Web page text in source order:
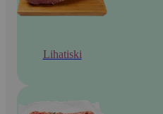
Lihatiski